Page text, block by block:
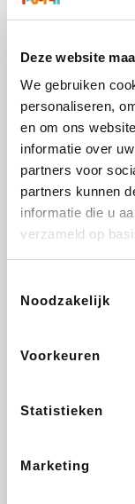
Deze website
We gebruiken
personaliseren,
en om ons
informatie over
partners voor
partners kunnen
informatie die u
verzameld op
Noodzakelijk
Voorkeuren
Statistieken
Marketing
Weekendesk
CheapTickets.be